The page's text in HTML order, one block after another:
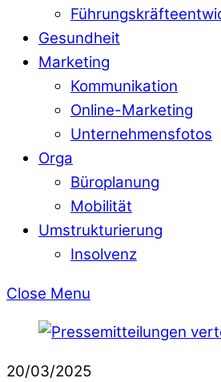
Gesundheit
Marketing
Kommunikation
Online-Marketing
Unternehmensfotos
Orga
Büroplanung
Mobilität
Umstrukturierung
Insolvenz
Close Menu
20/03/2025